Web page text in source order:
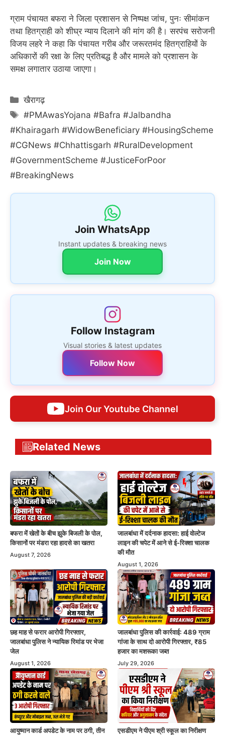
ग्राम पंचायत बफरा ने जिला प्रशासन से निष्पक्ष जांच, पुनः सीमांकन
तथा हितग्राही को शीघ्र न्याय दिलाने की मांग की है। सरपंच सरोजनी
विजय लहरे ने कहा कि पंचायत गरीब और जरूरतमंद हितग्राहियों के
अधिकारों की रक्षा के लिए प्रतिबद्ध है और मामले को प्रशासन के
समक्ष लगातार उठाया जाएगा।
Categories
खैरागढ़
Tags
#PMAwasYojana #Bafra #Jalbandha
#Khairagarh #WidowBeneficiary #HousingScheme
#CGNews #Chhattisgarh #RuralDevelopment
#GovernmentScheme #JusticeForPoor
#BreakingNews
Join WhatsApp
Instant updates & breaking news
Join Now
Follow Instagram
Visual stories & latest updates
Follow Now
Join Our Youtube Channel
Related News
बफरा में खेतों के बीच झुके बिजली के पोल,
किसानों पर मंडरा रहा हादसे का खतरा
August 7, 2026
जालबांधा में दर्दनाक हादसा: हाई वोल्टेज
लाइन की चपेट में आने से ई-रिक्शा चालक
की मौत
August 1, 2026
छह माह से फरार आरोपी गिरफ्तार,
जालबांधा पुलिस ने न्यायिक रिमांड पर भेजा
जेल
August 1, 2026
जालबांधा पुलिस की कार्रवाई: 489 ग्राम
गांजा के साथ दो आरोपी गिरफ्तार, ₹85
हजार का मशरूका जब्त
July 29, 2026
आयुष्मान कार्ड अपडेट के नाम पर ठगी, तीन
एसडीएम ने पीएम श्री स्कूल का निरीक्षण